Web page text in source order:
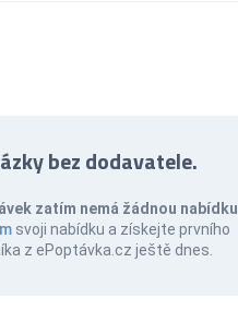
bez dodavatele.
zatím nemá žádnou nabídku
svoji nabídku a získejte prvního
z ePoptávka.cz ještě dnes.